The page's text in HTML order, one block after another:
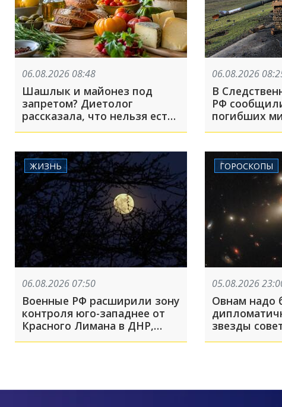
06.08.2026 08:48
Шашлык и майонез под
запретом? Диетолог
рассказала, что нельзя есть
в жару
06.08.2026
В
РФ
погибших
Курской
ЖИЗНЬ
06.08.2026 07:50
Военные РФ расширили зону
контроля юго-западнее от
Красного Лимана в ДНР,
Дональд Трамп заявил, что
ГОРОСКОПЫ
05.08.2026
Овнам надо
звезды
критики в